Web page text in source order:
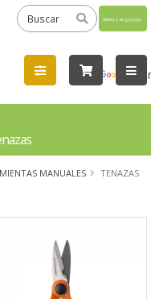
by
MANUALES TENAZAS